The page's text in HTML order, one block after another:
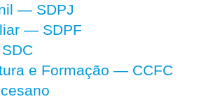
— SDPJ
— SDPF
e Formação — CCFC